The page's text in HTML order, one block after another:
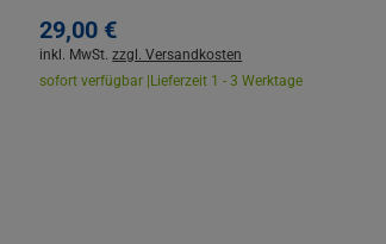
29,00 €
inkl. MwSt.zzgl. Versandkosten
sofort verfügbar | Lieferzeit 1 - 3 Werktage